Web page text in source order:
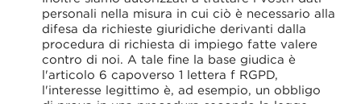
personali nella misura in cui ciò è necessario alla
difesa da richieste giuridiche derivanti dalla
procedura di richiesta di impiego fatte valere
contro di noi. A tale fine la base giudica è
l'articolo 6 capoverso 1 lettera f RGPD,
l'interesse legittimo è, ad esempio, un obbligo